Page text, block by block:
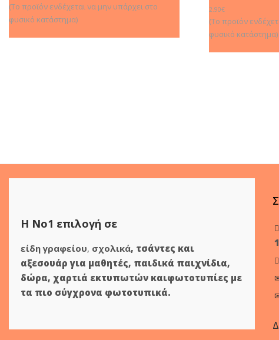
(Το προϊόν ενδέχεται να μην υπάρχει στο
φυσικό κατάστημα)
2.90€
(Το προϊόν
φυσικό κατάστημα)
Η Νο1 επιλογή σε
είδη γραφείου, σχολικά, τσάντες και
αξεσουάρ για μαθητές, παιδικά παιχνίδια,
δώρα, χαρτιά εκτυπωτών καιφωτοτυπίες με
τα πιο σύγχρονα φωτοτυπικά.